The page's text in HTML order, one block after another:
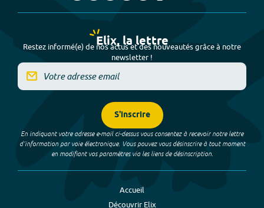
Elix, la lettre
Restez informé(e) de nos actus et des nouveautés grâce à notre
newsletter !
S'inscrire
En indiquant votre adresse e-mail ci-dessus vous consentez à recevoir notre lettre
d’information par voie électronique. Vous pouvez vous désinscrire à tout moment
en modifiant vos paramètres via les liens de désinscription.
Accueil
Découvrir Elix